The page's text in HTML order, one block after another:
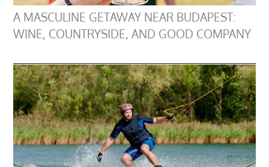
A MASCULINE GETAWAY NEAR BUDAPEST:
WINE, COUNTRYSIDE, AND GOOD COMPANY